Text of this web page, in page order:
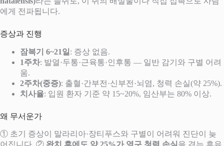
에게 전파됩니다.
증상과 진행
잠복기 6~21일 : 증상 없음.
1주차: 발열·두통·근육통·인후통 — 일반 감기와 구별 어려
움.
2주차(중증): 출혈·간부전·신부전·뇌염, 청력 손실(약 25%).
치사율: 입원 환자 기준 약 15~20%, 임산부는 80% 이상.
왜 무서운가
① 초기 증상이 말라리아·장티푸스와 구별이 어려워 진단이 늦